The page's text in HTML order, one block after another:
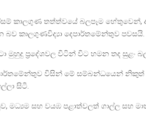
කාලගුණ තත්ත්වයේ බලපෑම හේතුවෙන්,
කාලගුණවිද්‍යා දෙපාර්තමේන්තුව පවසයි.
මුහුදු ප්‍රදේශවල විටින් විට හමන තද සුළං
විසින් මේ සම්බන්ධයෙන්
සිටී.
මධ්‍යම සහ වයඹ පළාත්වලත් ගාල්ල සහ